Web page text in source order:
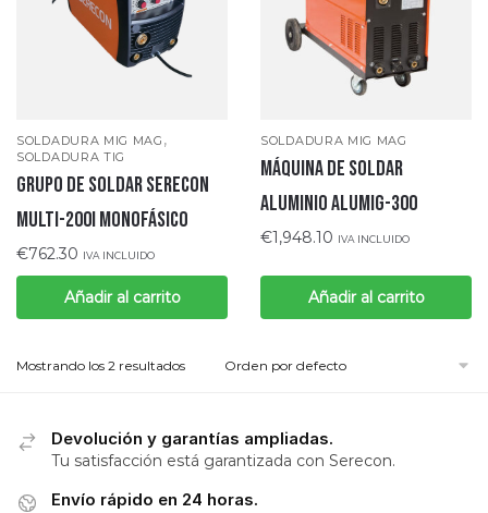
SOLDADURA MIG MAG ,
SOLDADURA TIG
GRUPO DE SOLDAR SERECON
MULTI-200I MONOFÁSICO
€762.30 IVA INCLUIDO
Añadir al carrito
SOLDADURA MIG MAG
Máquina de Soldar
Aluminio ALUMIG-300
€1,948.10 IVA INCLUIDO
Añadir al carrito
Mostrando los 2 resultados
Devolución y garantías ampliadas.
Tu satisfacción está garantizada con Serecon.
Envío rápido en 24 horas.